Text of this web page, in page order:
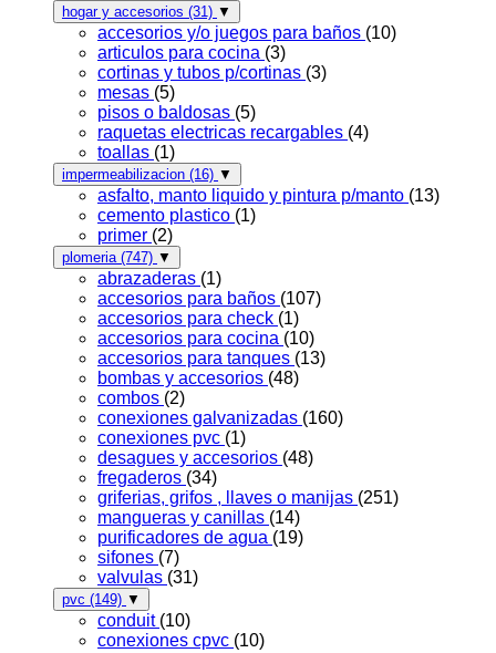
hogar y accesorios (31) ▼
accesorios y/o juegos para baños (10)
articulos para cocina (3)
cortinas y tubos p/cortinas (3)
mesas (5)
pisos o baldosas (5)
raquetas electricas recargables (4)
toallas (1)
impermeabilizacion (16) ▼
asfalto, manto liquido y pintura p/manto (13)
cemento plastico (1)
primer (2)
plomeria (747) ▼
abrazaderas (1)
accesorios para baños (107)
accesorios para check (1)
accesorios para cocina (10)
accesorios para tanques (13)
bombas y accesorios (48)
combos (2)
conexiones galvanizadas (160)
conexiones pvc (1)
desagues y accesorios (48)
fregaderos (34)
griferias, grifos , llaves o manijas (251)
mangueras y canillas (14)
purificadores de agua (19)
sifones (7)
valvulas (31)
pvc (149) ▼
conduit (10)
conexiones cpvc (10)